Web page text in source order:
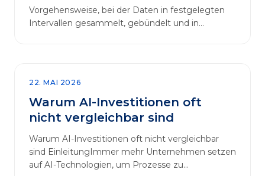
Vorgehensweise, bei der Daten in festgelegten
Intervallen gesammelt, gebündelt und in
22. MAI 2026
Warum AI-Investitionen oft
nicht vergleichbar sind
Warum AI-Investitionen oft nicht vergleichbar
sind EinleitungImmer mehr Unternehmen setzen
auf AI-Technologien, um Prozesse zu